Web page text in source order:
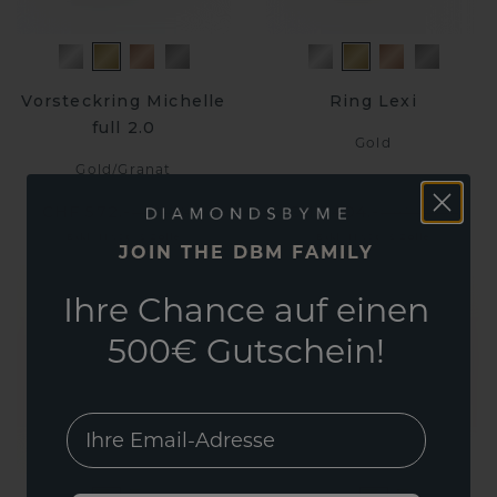
Vorsteckring Michelle
full 2.0
Gold /Granat
CHF 715.-
Ring Lexi
Gold
CHF 404.- CHF 505.-
JOIN THE DBM FAMILY
Ihre Chance auf einen
500€ Gutschein!
EMail